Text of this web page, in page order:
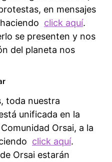
en mensajes
click aquí.
se presenten y nos
del planeta nos
toda nuestra
unificada en la
Orsai, a la
click aquí.
Orsai estarán